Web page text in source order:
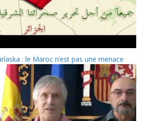
: le Maroc n’est pas une menace